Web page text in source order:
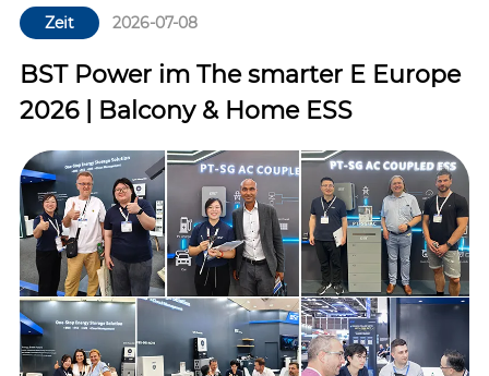
Zeit 2026-07-08
BST Power im The smarter E Europe
2026 | Balcony & Home ESS